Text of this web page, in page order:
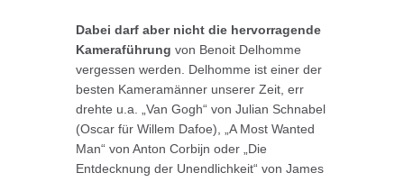
Dabei darf aber nicht die hervorragende
Kameraführung von Benoit Delhomme
vergessen werden. Delhomme ist einer der
besten Kameramänner unserer Zeit, err
drehte u.a. „Van Gogh“ von Julian Schnabel
(Oscar für Willem Dafoe), „A Most Wanted
Man“ von Anton Corbijn oder „Die
Entdecknung der Unendlichkeit“ von James